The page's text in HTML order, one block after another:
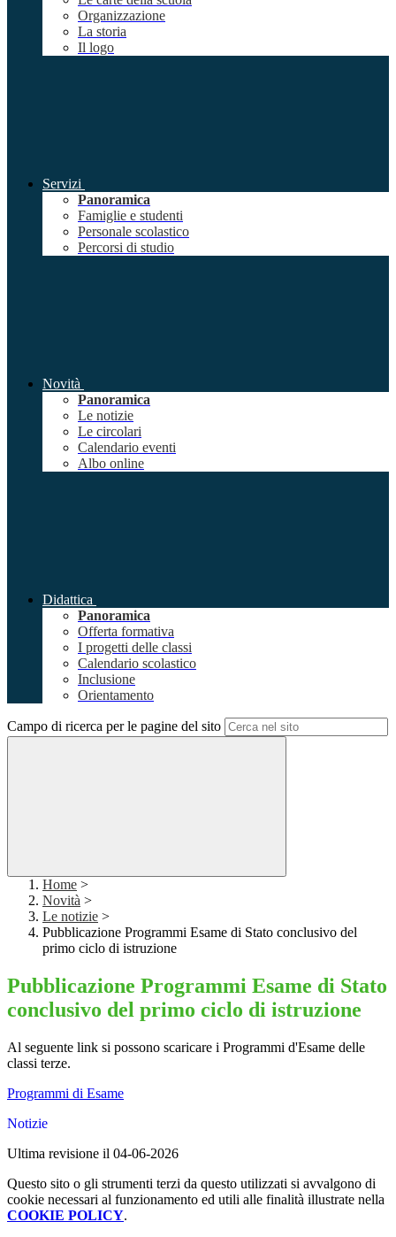
Organizzazione
La storia
Il logo
Servizi
Panoramica
Famiglie e studenti
Personale scolastico
Percorsi di studio
Novità
Panoramica
Le notizie
Le circolari
Calendario eventi
Albo online
Didattica
Panoramica
Offerta formativa
I progetti delle classi
Calendario scolastico
Inclusione
Orientamento
Campo di ricerca per le pagine del sito
Home >
Novità >
Le notizie >
Pubblicazione Programmi Esame di Stato conclusivo del
primo ciclo di istruzione
Pubblicazione Programmi Esame di Stato
conclusivo del primo ciclo di istruzione
Al seguente link si possono scaricare i Programmi d'Esame delle
classi terze.
Programmi di Esame
Notizie
Ultima revisione il 04-06-2026
Questo sito o gli strumenti terzi da questo utilizzati si avvalgono di
cookie necessari al funzionamento ed utili alle finalità illustrate nella
COOKIE POLICY.